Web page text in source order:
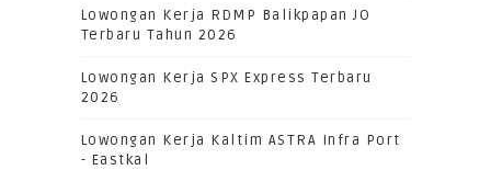
Lowongan Kerja RDMP Balikpapan JO
Terbaru Tahun 2026
Lowongan Kerja SPX Express Terbaru
2026
Lowongan Kerja Kaltim ASTRA Infra Port
- Eastkal